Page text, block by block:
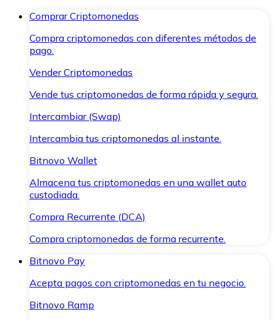
Comprar Criptomonedas
Compra criptomonedas con diferentes métodos de
pago.
Vender Criptomonedas
Vende tus criptomonedas de forma rápida y segura.
Intercambiar (Swap)
Intercambia tus criptomonedas al instante.
Bitnovo Wallet
Almacena tus criptomonedas en una wallet auto
custodiada.
Compra Recurrente (DCA)
Compra criptomonedas de forma recurrente.
Bitnovo Pay
Acepta pagos con criptomonedas en tu negocio.
Bitnovo Ramp